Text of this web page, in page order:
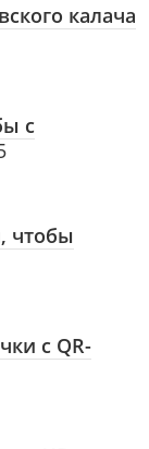
калача
с
чтобы
c QR-